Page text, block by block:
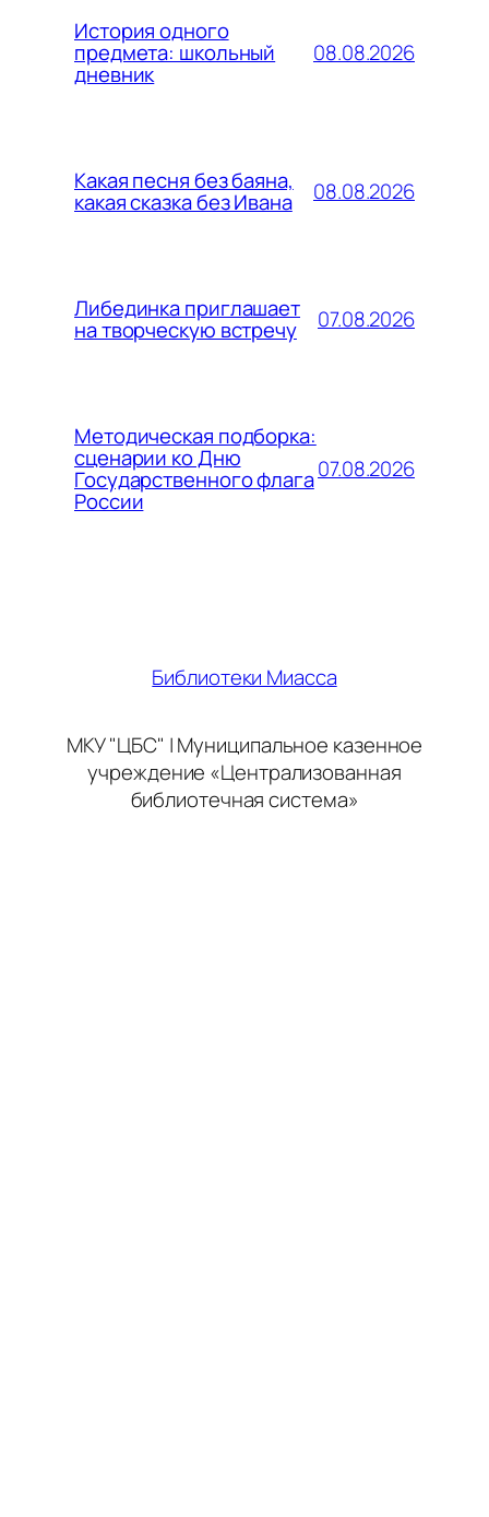
История одного
предмета: школьный
дневник
08.08.2026
Какая песня без баяна,
какая сказка без Ивана 08.08.2026
Либединка приглашает
на творческую встречу 07.08.2026
Методическая подборка:
сценарии ко Дню
Государственного флага
России
07.08.2026
Библиотеки Миасса
МКУ "ЦБС" | Муниципальное казенное
учреждение «Централизованная
библиотечная система»